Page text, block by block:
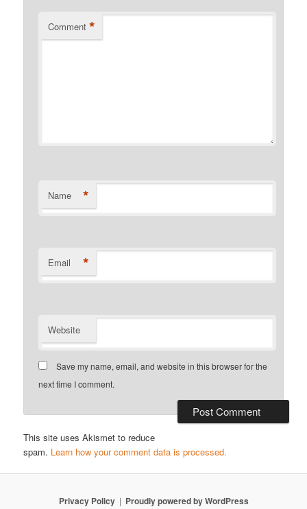
Comment *
Name *
Email *
Website
Save my name, email, and website in this browser for the
next time I comment.
This site uses Akismet to reduce
spam. Learn how your comment data is processed.
Privacy Policy Proudly powered by WordPress